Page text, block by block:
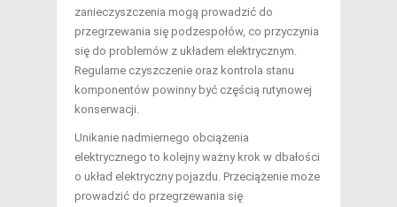
zanieczyszczenia mogą prowadzić do
przegrzewania się podzespołów, co przyczynia
się do problemów z układem elektrycznym.
Regularne czyszczenie oraz kontrola stanu
komponentów powinny być częścią rutynowej
konserwacji.
Unikanie nadmiernego obciążenia
elektrycznego to kolejny ważny krok w dbałości
o układ elektryczny pojazdu. Przeciążenie może
prowadzić do przegrzewania się